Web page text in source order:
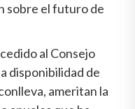
sobre el futuro de
al Consejo
disponibilidad de
ameritan la